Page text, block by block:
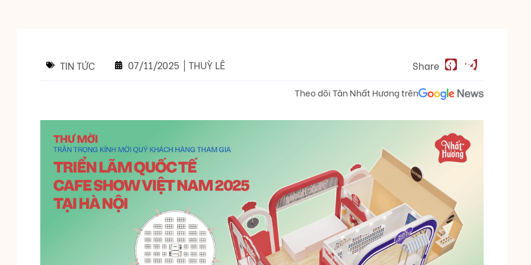
TIN TỨC 07/11/2025 | THUỲ LÊ Share
Theo dõi Tân Nhất Hương trên